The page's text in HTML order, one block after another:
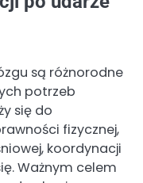
są różnorodne
potrzeb
się do
fizycznej,
koordynacji
Ważnym celem